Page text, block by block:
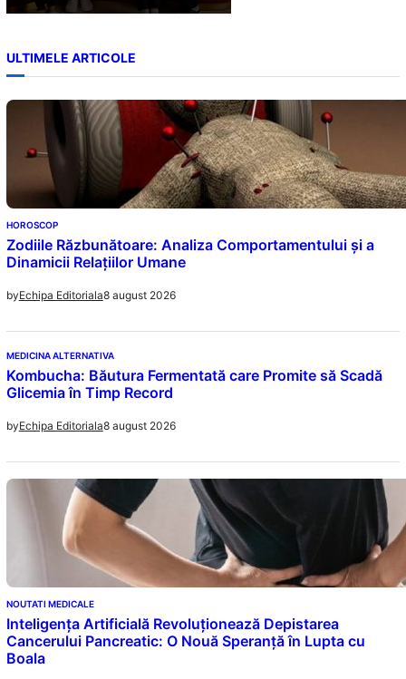
ULTIMELE ARTICOLE
HOROSCOP
Zodiile Răzbunătoare: Analiza Comportamentului și a
Dinamicii Relațiilor Umane
byEchipa Editoriala8 august 2026
MEDICINA ALTERNATIVA
Kombucha: Băutura Fermentată care Promite să Scadă
Glicemia în Timp Record
byEchipa Editoriala8 august 2026
NOUTATI MEDICALE
Inteligența Artificială Revoluționează Depistarea
Cancerului Pancreatic: O Nouă Speranță în Lupta cu
Boala